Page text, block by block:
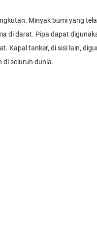
Minyak bumi yang
di darat. Pipa dapat
Kapal tanker, di sisi lain,
di seluruh dunia.